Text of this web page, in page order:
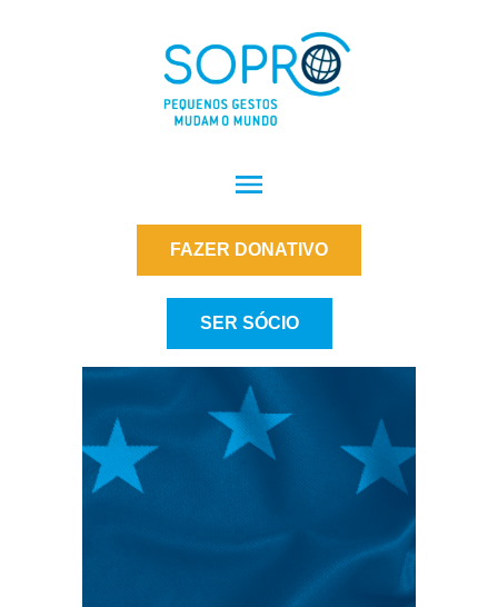
FAZER DONATIVO
SER SÓCIO